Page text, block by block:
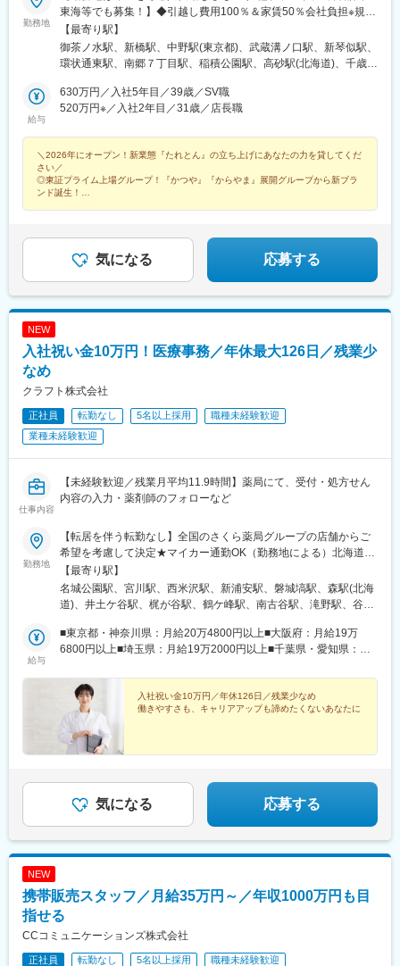
田駅(地下鉄)、土居駅(大阪府)、中山観音駅、西新井大師西駅、熊
野前駅、南千住駅、下板橋駅、西大島駅、有明駅(東京都)、麹町
駅、新宿駅、早稲田駅(東京メトロ)、新代田駅、浅草駅、蔵前駅、
御徒町駅、岩本町駅、西新宿五丁目駅、桜台駅(東京都)、後楽園
社駅、十条駅(京都市営)、神ノ木駅、関目成育駅、野田阪神駅、四
ツ橋駅、ハーバーランド駅、今宮戎駅、なにわ橋駅、ＪＲ長瀬
と元町駅、大小路駅、東天下茶屋駅、福島駅(大阪府・阪神線)、帝
塚山駅、西宮北口駅、夙川駅、大阪梅田駅(阪急線)、烏丸駅、大阪
梅田駅(阪神線)
勤務地
東海等でも募集！】◆引越し費用100％＆家賃50％会社負担※規定
あり下記エリアの『たれとん』『からやま』の直営店舗＼『たれ
とん』オープニング募集！／東京、埼玉、神奈川のオープン予定
の店舗※研修はオープン済みの店舗を予定しています＼『からや
埼玉、千葉、東京、神奈川、新潟、富山、石川、福井、長野、岐
阜、静岡、愛知、三重、大阪、兵庫、広島、高知、福岡※場合によ
を伴う異動が発生する可能性あり（勤務地は希望を考慮）※受動喫
煙対策あり【★転勤なしの働き方もあります！】地域限定の働き
ーン歓迎！】・引越し費用・敷金・礼金100％会社負担（最大5万
い。
【最寄り駅】
御茶ノ水駅、新橋駅、中野駅(東京都)、武蔵溝ノ口駅、新琴似駅、
環状通東駅、南郷７丁目駅、稲積公園駅、高砂駅(北海道)、千歳駅
駅、西川口駅、小手指駅、本庄駅、八木崎駅、籠原駅、上尾駅、
新越谷駅、大袋駅、戸田公園駅、ふじみ野駅、蓮田駅、杉戸高野
駅、北赤羽駅、練馬駅、石神井公園駅、志茂駅、西葛西駅、西八
王子駅、小作駅、西武立川駅、柴崎駅、武蔵小金井駅、高幡不動
駅、京王永山駅、西武柳沢駅、日吉駅(神奈川県)、下飯田駅、港南
台駅、十日市場駅(神奈川県)、長津田駅、仲町台駅、川崎駅、元住
東林間駅、北久里浜駅、六会日大前駅、藤沢駅、厚木駅、さがみ
野駅、越後石山駅、小針駅、長岡駅、北三条駅、東柏崎駅、高田
駅(新潟県)、野町駅、野々市工大前駅、東金沢駅、小松駅、西別院
鉄蟹江駅、川越富洲原駅、小路駅、東部市場前駅、なかもず駅、
道駅、古川橋駅、滝谷駅(大阪府)、亀山駅(兵庫県)、尼崎駅(東海道
本線)、東福山駅、桟橋通二丁目駅、東比恵駅、南鳩ケ谷駅、入谷
駅(東京都)、浅草駅(ＴＸ)、南砂町駅、三軒茶屋駅、阿佐ケ谷駅、
荒川区役所前駅、武蔵関駅、金町駅(東京都)、金沢文庫駅、新綱島
駅、読売ランド前駅、新百合ケ丘駅、京急久里浜駅、本鵠沼駅、
駅、東宮原駅、南越谷駅、習志野駅、流山駅、豊島園駅(都営線)、
小田急永山駅、京急川崎駅、新丸子駅、新羽島駅、古庄駅、富田
丁目駅、鶯谷駅、田原町駅(東京都)、西太子堂駅、南阿佐ケ谷駅、
荒川一中前駅、京成金町駅、久里浜駅、新豊田駅、淡路町駅、汐
留駅、高津駅(神奈川県)、宮原駅、豊島園駅(西武線)、向河原駅、
岐阜羽島駅、桟橋通一丁目駅、浅草駅、荒川二丁目駅
給与
630万円／入社5年目／39歳／SV職
520万円※／入社2年目／31歳／店長職
＼2026年にオープン！新業態『たれとん』の立ち上げにあなたの力を貸してくだ
さい／
◎東証プライム上場グループ！『かつや』『からやま』展開グループから新ブラ
ンド誕生！
気になる 応募する
NEW
入社祝い金10万円！医療事務／年休最大126日／残業少
なめ
クラフト株式会社
正社員 転勤なし 5名以上採用
職種未経験歓迎
業種未経験歓迎
仕事内容
【未経験歓迎／残業月平均11.9時間】薬局にて、受付・処方せん
内容の入力・薬剤師のフォローなど
勤務地
【転居を伴う転勤なし】全国のさくら薬局グループの店舗からご
希望を考慮して決定★マイカー通勤OK（勤務地による）北海道、
山形県、福島県、茨城県、群馬県、埼玉県、千葉県、東京都、神
奈川県、岐阜県、静岡県、愛知県、三重県、長野県、京都府、大
阪府、兵庫県、島根県、香川県、福岡県、熊本県のいずれかの店
社】東京都千代田区大手町一丁目3番1号 JAビル6階※受動喫煙対
策：あり
【最寄り駅】
名城公園駅、宮川駅、西米沢駅、新浦安駅、磐城塙駅、森駅(北海
道)、井土ケ谷駅、梶が谷駅、鶴ケ峰駅、南古谷駅、滝野駅、谷町
駅、住之江公園駅、古市駅(大阪府)、花園町駅、堺東駅、長原駅
(大阪府)、弥刀駅、南栗橋駅、北見駅、鴫野駅、中目黒駅、高輪台
阪府)、今羽駅、水俣駅、公津の杜駅、新検見川駅、平沼橋駅、小
川町駅(埼玉県)、弘明寺駅(京急線)、藤が丘駅(神奈川県)、黒岩
駅、小田急相模原駅、あざみ野駅、東林間駅、菅野駅、海神駅、
高根木戸駅、白井駅、滝不動駅、笹塚駅、兵庫駅、生田駅(神奈川
県)、新居町駅、美濃松山駅、鵜方駅、細畑駅、柳瀬川駅、南浦和
駅、小林駅(兵庫県)、河堀口駅、北戸田駅、太田駅(群馬県)、一ノ
割駅、東海大学前駅、池上駅、西八王子駅、目黒駅、柏木町駅、
久地駅、宿河原駅、湯河原駅、善行駅、駒込駅、みらい平駅、西
鉄平尾駅、中板橋駅、御成門駅、青梅街道駅、御茶ノ水駅、東久
留米駅、東北沢駅、東浦和駅、鉄道博物館駅、越谷レイクタウン
駅、蒲生駅、中浦和駅、さいたま新都心駅、茗荷谷駅、中山観音
ーランド駅、加太駅(和歌山県)、魚住駅、荒島駅、三鷹駅、西富士
宮駅、三ノ宮駅、厚岸駅、豊科駅、野田市駅、東武動物公園駅、
村上駅(千葉県)、青葉台駅、浦安駅(千葉県)、旗の台駅、戸越駅、
町田駅、虎ノ門ヒルズ駅、池袋駅、早稲田駅(東京メトロ)、花小金
井駅、江田駅(神奈川県)、小平駅、根津駅、千歳烏山駅、荏原中延
給与
■東京都・神奈川県：月給20万4800円以上■大阪府：月給19万
6800円以上■埼玉県：月給19万2000円以上■千葉県・愛知県：月
18万7200円以上■静岡県：月給18万4000円以上■三重県：月給18
万2400円以上■茨城県・北海道：月給18万800円以上■群馬県・岐
阜県・長野県：月給17万9200円以上■福岡県：月給17万7600円以
上■山形県・福島県・島根県・香川県・熊本県：月給17万4400円
以上※月給額は地域により異なります
入社祝い金10万円／年休126日／残業少なめ
働きやすさも、キャリアアップも諦めたくないあなたに
気になる 応募する
NEW
携帯販売スタッフ／月給35万円～／年収1000万円も目
指せる
CCコミュニケーションズ株式会社
正社員 転勤なし 5名以上採用
職種未経験歓迎